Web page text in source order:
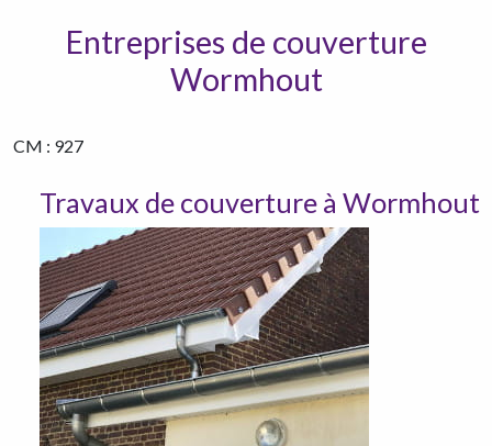
Entreprises de couverture
Wormhout
CM : 927
Travaux de couverture à Wormhout